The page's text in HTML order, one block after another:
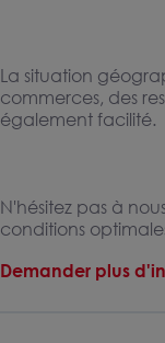
La situation
commerces, des
également facilité.
N'hésitez pas à
conditions
Demander plus